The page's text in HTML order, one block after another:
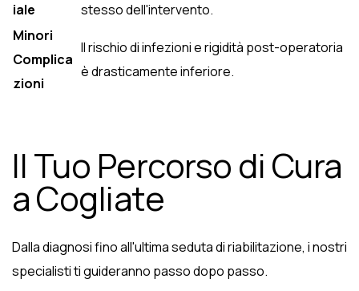
iale
stesso dell'intervento.
Minori
Complica
zioni
Il rischio di infezioni e rigidità post-operatoria
è drasticamente inferiore.
Il Tuo Percorso di Cura
a Cogliate
Dalla diagnosi fino all'ultima seduta di riabilitazione, i nostri
specialisti ti guideranno passo dopo passo.